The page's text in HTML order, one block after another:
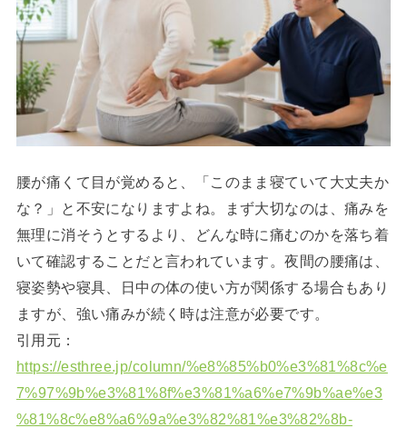
腰が痛くて目が覚めると、「このまま寝ていて大丈夫か
な？」と不安になりますよね。まず大切なのは、痛みを
無理に消そうとするより、どんな時に痛むのかを落ち着
いて確認することだと言われています。夜間の腰痛は、
寝姿勢や寝具、日中の体の使い方が関係する場合もあり
ますが、強い痛みが続く時は注意が必要です。
引用元：
https://esthree.jp/column/%e8%85%b0%e3%81%8c%e
7%97%9b%e3%81%8f%e3%81%a6%e7%9b%ae%e3
%81%8c%e8%a6%9a%e3%82%81%e3%82%8b-